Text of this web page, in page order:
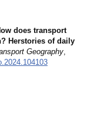
does transport
Herstories of daily
Geography,